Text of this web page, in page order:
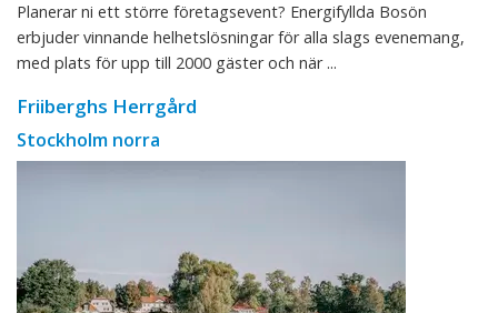
Planerar ni ett större företagsevent? Energifyllda Bosön
erbjuder vinnande helhetslösningar för alla slags evenemang,
med plats för upp till 2000 gäster och när ...
Friiberghs Herrgård
Stockholm norra